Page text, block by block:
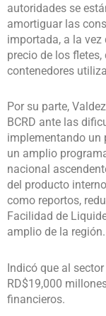
autoridades se
amortiguar las
importada, a la vez
precio de los
contenedores
Por su parte,
BCRD ante las
implementando un
un amplio
nacional
del producto
como reportos,
Facilidad de
amplio de la región.
Indicó que al
RD$19,000
financieros.